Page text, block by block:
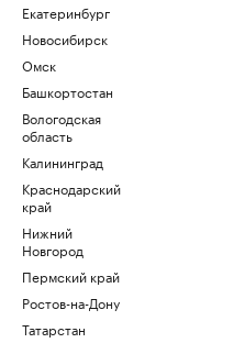
Екатеринбург
Новосибирск
Омск
Башкортостан
Вологодская
область
Калининград
Краснодарский
край
Нижний
Новгород
Пермский край
Ростов-на-Дону
Татарстан